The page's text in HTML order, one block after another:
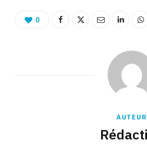
0
AUTEUR